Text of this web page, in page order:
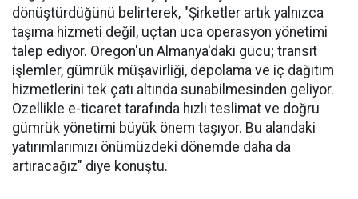
dönüştürdüğünü belirterek, "Şirketler artık yalnızca
taşıma hizmeti değil, uçtan uca operasyon yönetimi
talep ediyor. Oregon'un Almanya'daki gücü; transit
işlemler, gümrük müşavirliği, depolama ve iç dağıtım
hizmetlerini tek çatı altında sunabilmesinden geliyor.
Özellikle e-ticaret tarafında hızlı teslimat ve doğru
gümrük yönetimi büyük önem taşıyor. Bu alandaki
yatırımlarımızı önümüzdeki dönemde daha da
artıracağız" diye konuştu.